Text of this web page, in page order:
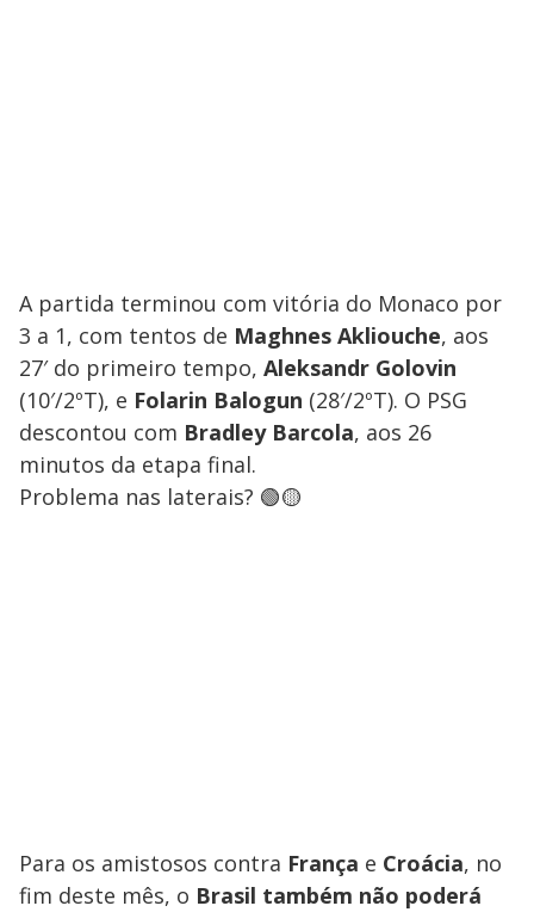
A partida terminou com vitória do Monaco por
3 a 1, com tentos de Maghnes Akliouche, aos
27′ do primeiro tempo, Aleksandr Golovin
(10′/2ºT), e Folarin Balogun (28′/2ºT). O PSG
descontou com Bradley Barcola, aos 26
minutos da etapa final.
Problema nas laterais? 🟢🟡
Para os amistosos contra França e Croácia, no
fim deste mês, o Brasil também não poderá